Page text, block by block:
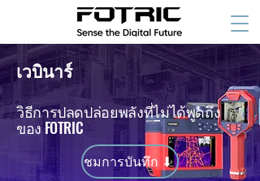
เวบินาร์
วิธีการปลดปล่อยพลังที่ไม่ได้พูดถึง
ของ FOTRIC
ชมการบันทึก ⬇